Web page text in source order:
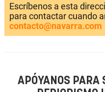
Escríbenos a esta
para contactar cuando
contacto@navarra.com
APÓYANOS PARA